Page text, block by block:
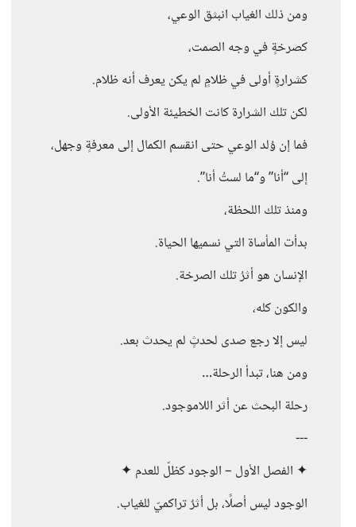
ومن ذلك الغياب انبثق الوعي،
كصرخةٍ في وجه الصمت،
كشرارةٍ أولى في ظلامٍ لم يكن يعرف أنه ظلام.
لكن تلك الشرارة كانت الخطيئة الأولى.
فما إن وُلد الوعي حتى انقسم الكمال إلى معرفةٍ وجهل،
إلى “أنا” و“ما لستُ أنا”.
ومنذ تلك اللحظة،
بدأت المأساة التي نسميها الحياة.
الإنسان هو أثرُ تلك الصرخة.
والكون كله،
ليس إلا رجع صدى لحدثٍ لم يحدث بعد.
ومن هنا، تبدأ الرحلة…
رحلة البحث عن أثر اللاموجود.
---
✦ الفصل الأول – الوجود كظلّ للعدم ✦
الوجود ليس أصلًا، بل أثرٌ تراكميّ للغياب.